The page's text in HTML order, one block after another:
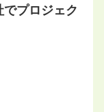
プロジェク